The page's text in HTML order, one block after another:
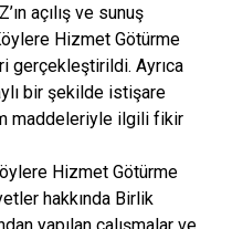
açılış ve sunuş
Hizmet Götürme
gerçekleştirildi. Ayrıca
bir şekilde istişare
maddeleriyle ilgili fikir
Hizmet Götürme
hakkında Birlik